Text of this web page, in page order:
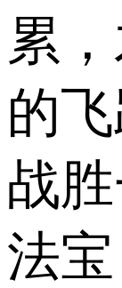
累
的
战
法